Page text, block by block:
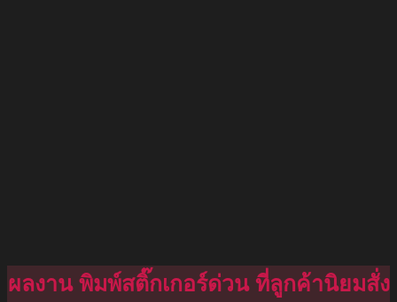
ผลงาน พิมพ์สติ๊กเกอร์ด่วน ที่ลูกค้านิยมสั่ง